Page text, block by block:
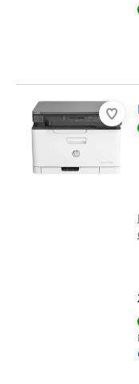
Beoordeling is 8,6 van de